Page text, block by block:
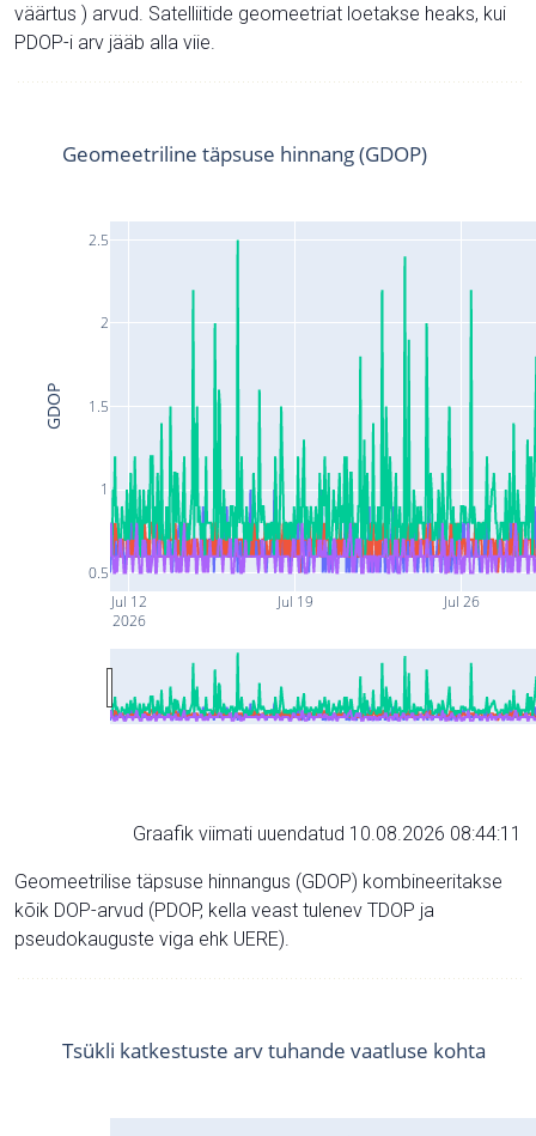
väärtus ) arvud. Satelliitide geomeetriat loetakse heaks, kui
PDOP-i arv jääb alla viie.
Jul 12
2026
Jul 19 Jul 26
0.5
1
1.5
2
2.5
Geomeetriline täpsuse hinnang (GDOP)
GDOP
Graafik viimati uuendatud 10.08.2026 08:44:11
Geomeetrilise täpsuse hinnangus (GDOP) kombineeritakse
kõik DOP-arvud (PDOP, kella veast tulenev TDOP ja
pseudokauguste viga ehk UERE).
Tsükli katkestuste arv tuhande vaatluse kohta